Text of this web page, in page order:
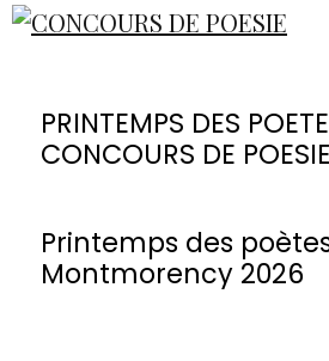
PRINTEMPS DES
CONCOURS DE POESIE
Printemps des
Montmorency 2026